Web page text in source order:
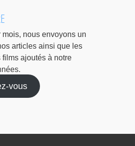
mois, nous envoyons un
articles ainsi que les
films ajoutés à notre
vous